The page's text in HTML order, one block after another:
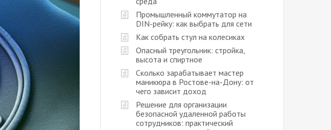
Промышленный коммутатор на
DIN-рейку: как выбрать для сети
Как собрать стул на колесиках
Опасный треугольник: стройка,
высота и спиртное
Сколько зарабатывает мастер
маникюра в Ростове-на-Дону: от
чего зависит доход
Решение для организации
безопасной удаленной работы
сотрудников: практический